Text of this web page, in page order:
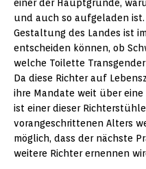
einer der Hauptgründe,
und auch so aufgeladen
Gestaltung des Landes ist
entscheiden können, ob
welche Toilette
Da diese Richter auf
ihre Mandate weit über
ist einer dieser
vorangeschrittenen Alters
möglich, dass der nächste
weitere Richter ernennen